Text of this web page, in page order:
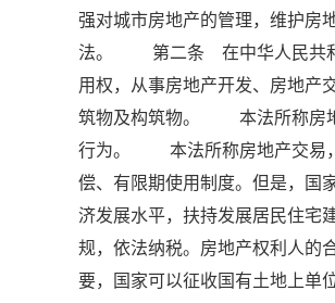
强对城市房地产的管理，维护房
法。 第二条 在中华人民共和
用权，从事房地产开发、房地
筑物及构筑物。 本法所称房地
行为。 本法所称房地产交易
偿、有限期使用制度。但是，
济发展水平，扶持发展居民住
规，依法纳税。房地产权利人
要，国家可以征收国有土地上单